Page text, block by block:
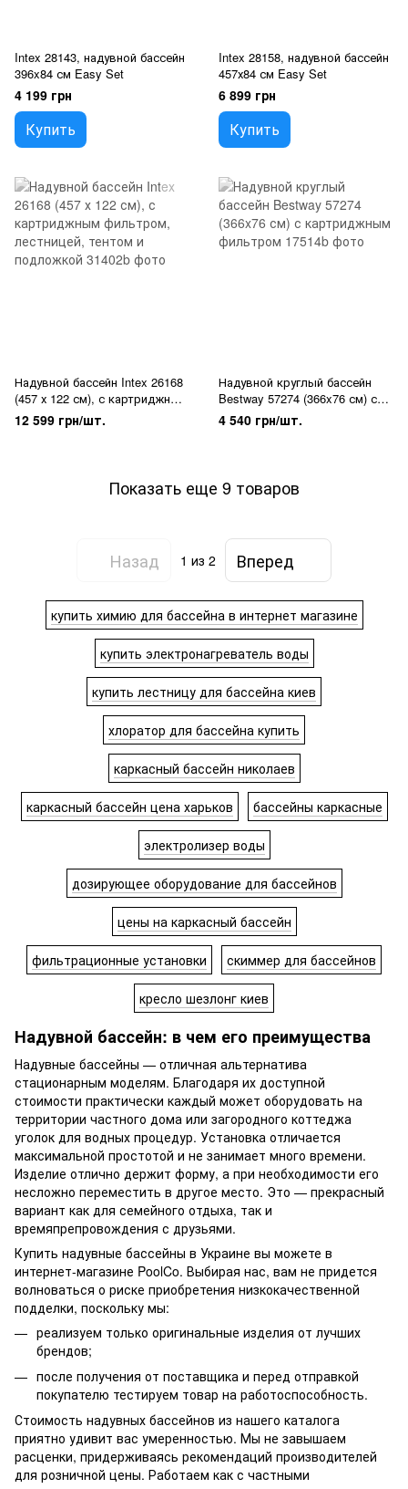
Intex 28143, надувной бассейн
396x84 см Easy Set
4 199 грн
Купить
Intex 28158, надувной бассейн
457х84 см Easy Set
6 899 грн
Купить
Надувной бассейн Intex 26168
(457 х 122 см), с картриджным
фильтром, лестницей, тентом
и подложкой
12 599 грн/шт.
Надувной круглый бассейн
Bestway 57274 (366x76 см) с
картриджным фильтром
4 540 грн/шт.
Показать еще 9 товаров
Назад 1 из 2 Вперед
купить химию для бассейна в интернет магазине
купить электронагреватель воды
купить лестницу для бассейна киев
хлоратор для бассейна купить
каркасный бассейн николаев
каркасный бассейн цена харьков бассейны каркасные
электролизер воды
дозирующее оборудование для бассейнов
цены на каркасный бассейн
фильтрационные установки скиммер для бассейнов
кресло шезлонг киев
Надувной бассейн: в чем его преимущества
Надувные бассейны — отличная альтернатива
стационарным моделям. Благодаря их доступной
стоимости практически каждый может оборудовать на
территории частного дома или загородного коттеджа
уголок для водных процедур. Установка отличается
максимальной простотой и не занимает много времени.
Изделие отлично держит форму, а при необходимости его
несложно переместить в другое место. Это — прекрасный
вариант как для семейного отдыха, так и
времяпрепровождения с друзьями.
Купить надувные бассейны в Украине вы можете в
интернет-магазине PoolCo. Выбирая нас, вам не придется
волноваться о риске приобретения низкокачественной
подделки, поскольку мы:
реализуем только оригинальные изделия от лучших
брендов;
после получения от поставщика и перед отправкой
покупателю тестируем товар на работоспособность.
Стоимость надувных бассейнов из нашего каталога
приятно удивит вас умеренностью. Мы не завышаем
расценки, придерживаясь рекомендаций производителей
для розничной цены. Работаем как с частными